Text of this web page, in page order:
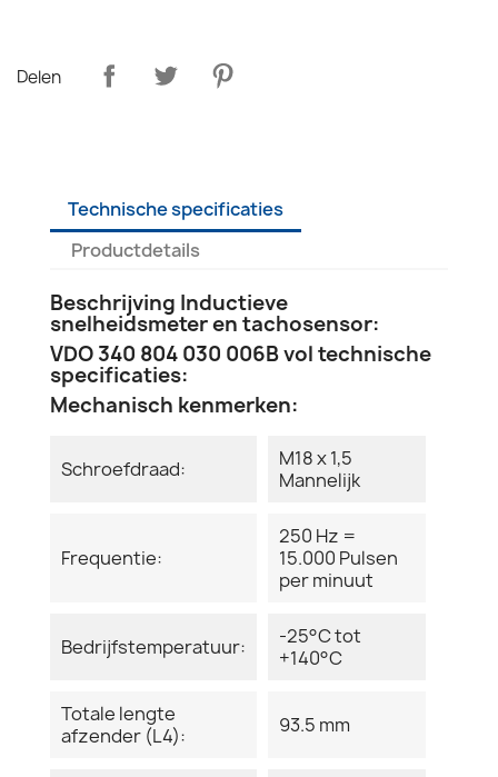
Delen
Technische specificaties
Productdetails
Beschrijving Inductieve
snelheidsmeter en tachosensor:
VDO 340 804 030 006B vol technische
specificaties:
Mechanisch kenmerken:
Schroefdraad:
M18 x 1,5
Mannelijk
Frequentie:
250 Hz =
15.000 Pulsen
per minuut
Bedrijfstemperatuur:
-25°C tot
+140°C
Totale lengte
afzender (L4):
93.5 mm